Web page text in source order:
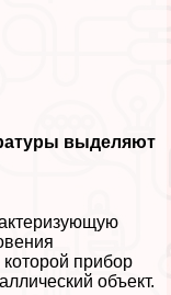
выделяют
которой прибор
объект.